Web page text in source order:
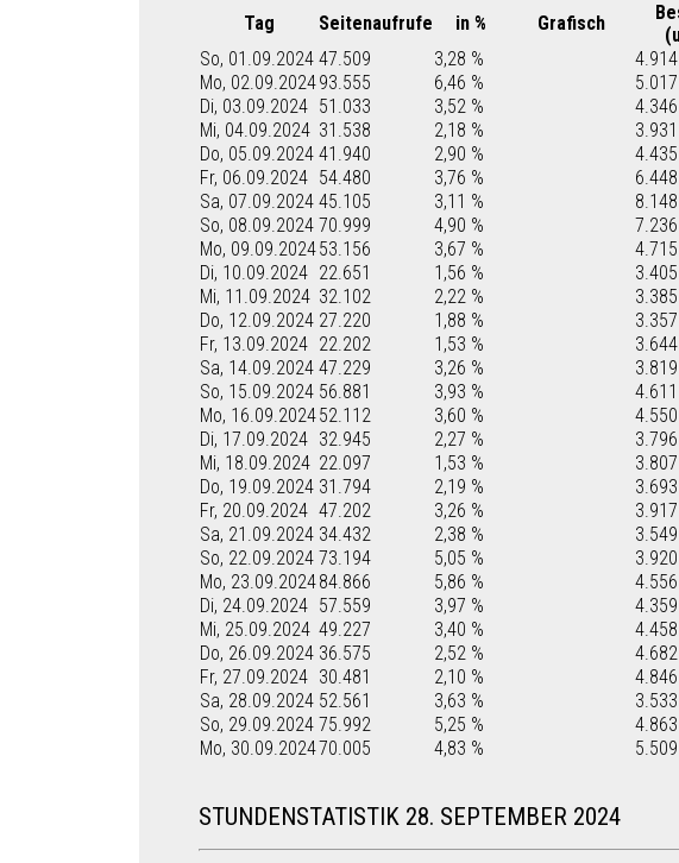
Tag Seitenaufrufe in % Grafisch
So, 01.09.2024 47.509 3,28 %
Mo, 02.09.202493.555 6,46 %
Di, 03.09.2024 51.033 3,52 %
Mi, 04.09.2024 31.538 2,18 %
Do, 05.09.2024 41.940 2,90 %
Fr, 06.09.2024 54.480 3,76 %
Sa, 07.09.2024 45.105 3,11 %
So, 08.09.2024 70.999 4,90 %
Mo, 09.09.202453.156 3,67 %
Di, 10.09.2024 22.651 1,56 %
Mi, 11.09.2024 32.102 2,22 %
Do, 12.09.2024 27.220 1,88 %
Fr, 13.09.2024 22.202 1,53 %
Sa, 14.09.2024 47.229 3,26 %
So, 15.09.2024 56.881 3,93 %
Mo, 16.09.202452.112 3,60 %
Di, 17.09.2024 32.945 2,27 %
Mi, 18.09.2024 22.097 1,53 %
Do, 19.09.2024 31.794 2,19 %
Fr, 20.09.2024 47.202 3,26 %
Sa, 21.09.2024 34.432 2,38 %
So, 22.09.2024 73.194 5,05 %
Mo, 23.09.202484.866 5,86 %
Di, 24.09.2024 57.559 3,97 %
Mi, 25.09.2024 49.227 3,40 %
Do, 26.09.2024 36.575 2,52 %
Fr, 27.09.2024 30.481 2,10 %
Sa, 28.09.2024 52.561 3,63 %
So, 29.09.2024 75.992 5,25 %
Mo, 30.09.202470.005 4,83 %
STUNDENSTATISTIK 28. SEPTEMBER 2024